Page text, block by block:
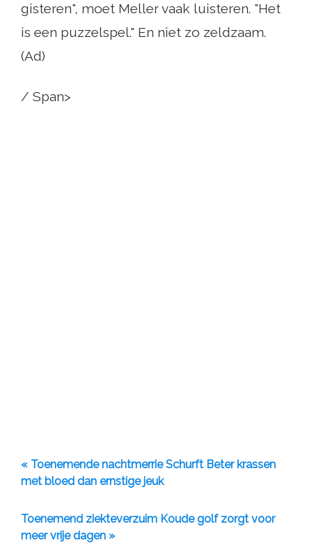
gisteren", moet Meller vaak luisteren. "Het
is een puzzelspel." En niet zo zeldzaam.
(Ad)
/ Span>
« Toenemende nachtmerrie Schurft Beter krassen
met bloed dan ernstige jeuk
Toenemend ziekteverzuim Koude golf zorgt voor
meer vrije dagen »